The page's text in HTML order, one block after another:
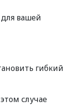
вашей
гибкий
случае